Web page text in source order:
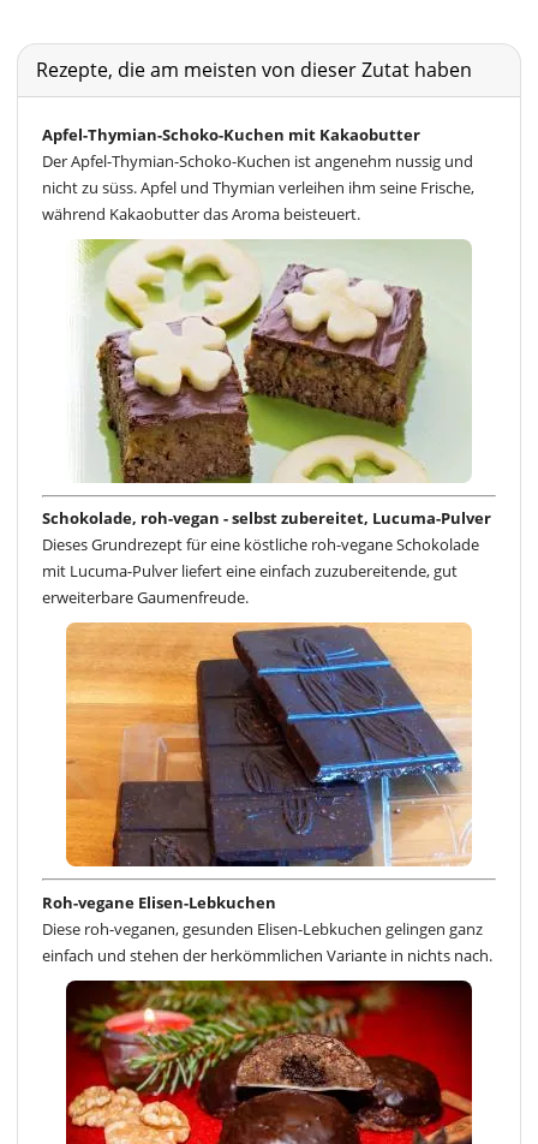
Rezepte, die am meisten von dieser Zutat haben
Apfel-Thymian-Schoko-Kuchen mit Kakaobutter
Der Apfel-Thymian-Schoko-Kuchen ist angenehm nussig und
nicht zu süss. Apfel und Thymian verleihen ihm seine Frische,
während Kakaobutter das Aroma beisteuert.
Schokolade, roh-vegan - selbst zubereitet, Lucuma-Pulver
Dieses Grundrezept für eine köstliche roh-vegane Schokolade
mit Lucuma-Pulver liefert eine einfach zuzubereitende, gut
erweiterbare Gaumenfreude.
Roh-vegane Elisen-Lebkuchen
Diese roh-veganen, gesunden Elisen-Lebkuchen gelingen ganz
einfach und stehen der herkömmlichen Variante in nichts nach.